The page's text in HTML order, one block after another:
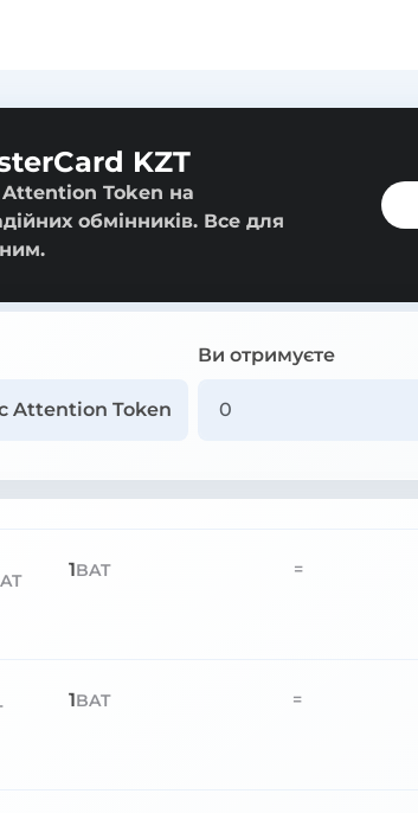
KZT
Attention Token на
обмінників. Все для
Attention Token
Ви отримуєте
1BAT =
1BAT =